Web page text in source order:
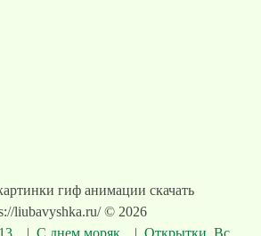
гиф анимации скачать
liubavyshka.ru/ © 2026
| С днем моряк... | Открытки. Вс...